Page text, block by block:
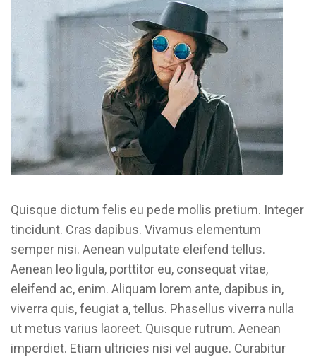
Quisque dictum felis eu pede mollis pretium. Integer
tincidunt. Cras dapibus. Vivamus elementum
semper nisi. Aenean vulputate eleifend tellus.
Aenean leo ligula, porttitor eu, consequat vitae,
eleifend ac, enim. Aliquam lorem ante, dapibus in,
viverra quis, feugiat a, tellus. Phasellus viverra nulla
ut metus varius laoreet. Quisque rutrum. Aenean
imperdiet. Etiam ultricies nisi vel augue. Curabitur